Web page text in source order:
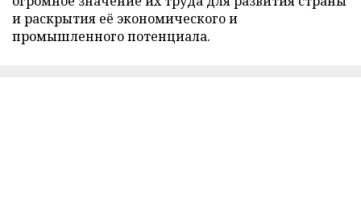
и раскрытия её экономического и
промышленного потенциала.